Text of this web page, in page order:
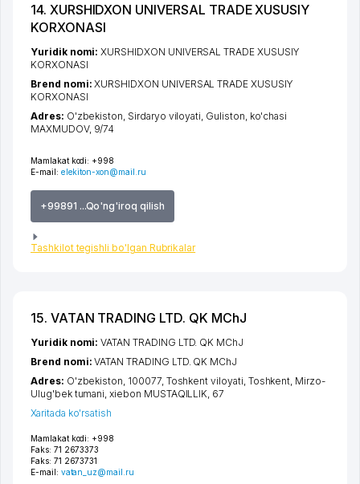
14. XURSHIDXON UNIVERSAL TRADE XUSUSIY
KORXONASI
Mamlakat kodi: +998
E-mail: elekiton-xon@mail.ru
+99891 ...Qo'ng'iroq qilish
Tashkilot tegishli bo'lgan Rubrikalar
Yuridik nomi:XURSHIDXON UNIVERSAL TRADE XUSUSIY
KORXONASI
Brend nomi:XURSHIDXON UNIVERSAL TRADE XUSUSIY
KORXONASI
Adres: O'zbekiston, Sirdaryo viloyati Guliston ko'chasi
MAXMUDOV, 9/74
15. VATAN TRADING LTD. QK MChJ
Mamlakat kodi: +998
Faks: 71 2673373
Faks: 71 2673731
E-mail: vatan_uz@mail.ru
Yuridik nomi:VATAN TRADING LTD. QK MChJ
Brend nomi:VATAN TRADING LTD. QK MChJ
Adres: O'zbekiston, 100077, Toshkent viloyati Toshkent Mirzo-
Ulug'bek tumani ,xiеbon MUSTAQILLIK , 67
Xaritada ko'rsatish